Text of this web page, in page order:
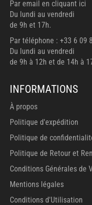
Par email en cliquant ici
Du lundi au vendredi
de 9h et 17h.
Par téléphone : +33 6 09
Du lundi au vendredi
de 9h à 12h et de 14h à
INFORMATIONS
À propos
Politique d'expédition
Politique de
Politique de Retour et
Conditions Générales de
Mentions légales
Conditions d'Utilisation